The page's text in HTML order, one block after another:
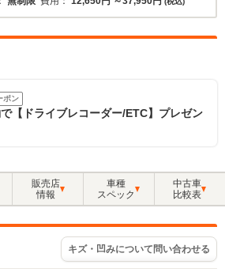
ポン
【ドライブレコーダー/ETC】プレゼン
販売店
情報
車種
スペック
中古車
比較表
キズ・凹みについて問い合わせる